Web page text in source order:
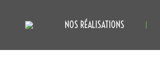
NOS RÉALISATIONS